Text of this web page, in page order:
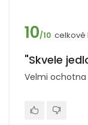
10/10 celkové
"Skvele
Velmi